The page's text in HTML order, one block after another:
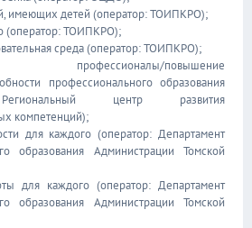
имеющих детей (оператор: ТОИПКРО);
(оператор: ТОИПКРО);
среда (оператор: ТОИПКРО);
повышение
профессионального образования
центр развития
компетенций);
для каждого (оператор: Департамент
образования Администрации Томской
для каждого (оператор: Департамент
образования Администрации Томской